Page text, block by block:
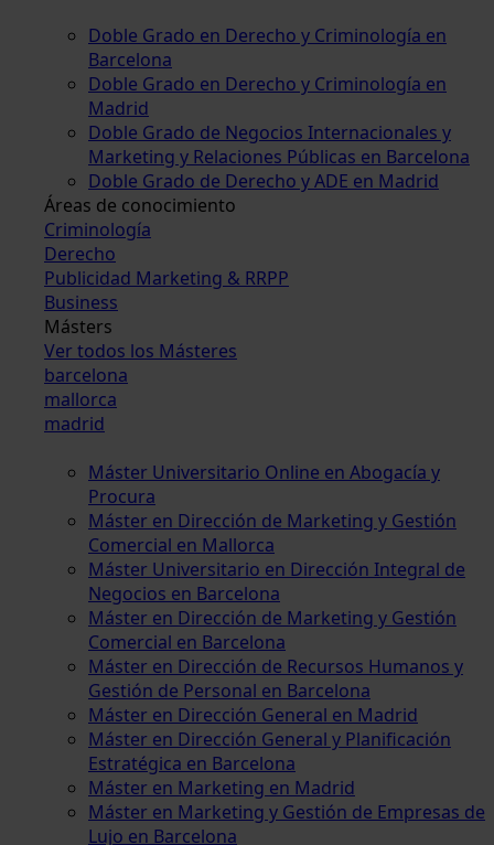
Doble Grado en Derecho y Criminología en
Barcelona
Doble Grado en Derecho y Criminología en
Madrid
Doble Grado de Negocios Internacionales y
Marketing y Relaciones Públicas en Barcelona
Doble Grado de Derecho y ADE en Madrid
Áreas de conocimiento
Criminología
Derecho
Publicidad Marketing & RRPP
Business
Másters
Ver todos los Másteres
barcelona
mallorca
madrid
Máster Universitario Online en Abogacía y
Procura
Máster en Dirección de Marketing y Gestión
Comercial en Mallorca
Máster Universitario en Dirección Integral de
Negocios en Barcelona
Máster en Dirección de Marketing y Gestión
Comercial en Barcelona
Máster en Dirección de Recursos Humanos y
Gestión de Personal en Barcelona
Máster en Dirección General en Madrid
Máster en Dirección General y Planificación
Estratégica en Barcelona
Máster en Marketing en Madrid
Máster en Marketing y Gestión de Empresas de
Lujo en Barcelona